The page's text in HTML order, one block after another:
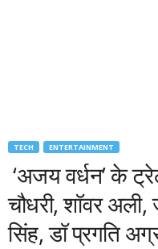
TECH ENTERTAINMENT
‘अजय वर्धन’ के
चौधरी, शॉवर
सिंह, डॉ प्रगति